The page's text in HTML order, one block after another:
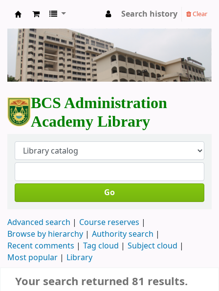
BCS Administration Academy Library
Search history Clear
BCS Administration
Academy Library
Go
Advanced search
Course reserves
Browse by hierarchy
Authority search
Recent comments
Tag cloud
Subject cloud
Most popular
Library
Your search returned 81 results.